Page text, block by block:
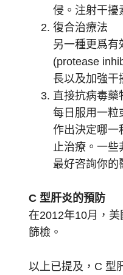
侵。注射干擾
復合治療法
另一種更爲有
(protease
長以及加強干
直接抗病毒藥
每日服用一粒
作出決定哪一
止治療。一些
最好咨詢你的
C 型肝炎的預防
在2012年10月，
篩檢。
以上已提及，C 型